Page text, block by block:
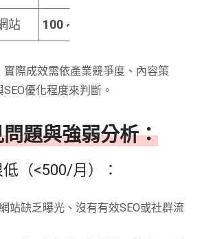
站 100 ~ 1,000（起步階段）
實際成效需依產業競爭度、內容策
優化程度來判斷。
題與強弱分析：
（<500/月）：
站缺乏曝光、沒有有效SEO或社群流